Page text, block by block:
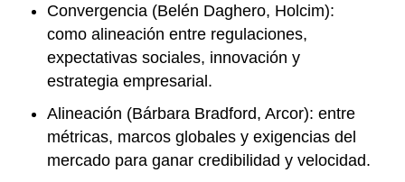
Convergencia (Belén Daghero, Holcim):
como alineación entre regulaciones,
expectativas sociales, innovación y
estrategia empresarial.
Alineación (Bárbara Bradford, Arcor): entre
métricas, marcos globales y exigencias del
mercado para ganar credibilidad y velocidad.